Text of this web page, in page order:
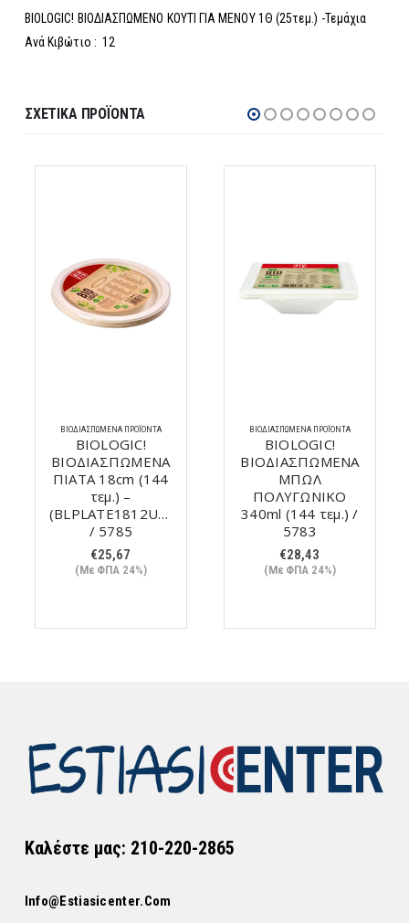
BIOLOGIC! ΒΙΟΔΙΑΣΠΩΜΕΝO ΚΟΥΤΙ ΓΙΑ ΜΕΝΟΥ 1Θ (25τεμ.) -Τεμάχια
Ανά Κιβώτιο : 12
ΣΧΕΤΙΚΆ ΠΡΟΪΌΝΤΑ
ΒΙΟΔΙΑΣΠΏΜΕΝΑ ΠΡΟΪΌΝΤΑ
BIOLOGIC!
ΒΙΟΔΙΑΣΠΩΜΕΝΑ
ΠΙΑΤΑ 18cm (144
τεμ.) –
(BLPLATE1812UNI)
/ 5785
€25,67
(Με ΦΠΑ 24%)
ΒΙΟΔΙΑΣΠΏΜΕΝΑ ΠΡΟΪΌΝΤΑ
BIOLOGIC!
ΒΙΟΔΙΑΣΠΩΜΕΝΑ
ΜΠΩΛ
ΠΟΛΥΓΩΝΙΚΟ
340ml (144 τεμ.) /
5783
€28,43
(Με ΦΠΑ 24%)
Καλέστε μας: 210-220-2865
Info@estiasicenter.com